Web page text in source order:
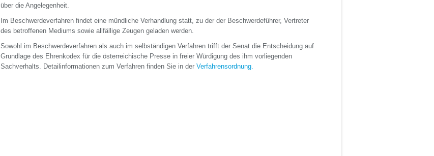
über die Angelegenheit.
Im Beschwerdeverfahren findet eine mündliche Verhandlung statt, zu der der Beschwerdeführer, Vertreter
des betroffenen Mediums sowie allfällige Zeugen geladen werden.
Sowohl im Beschwerdeverfahren als auch im selbständigen Verfahren trifft der Senat die Entscheidung auf
Grundlage des Ehrenkodex für die österreichische Presse in freier Würdigung des ihm vorliegenden
Sachverhalts. Detailinformationen zum Verfahren finden Sie in der Verfahrensordnung.